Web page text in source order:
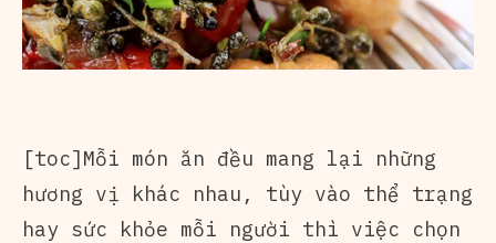
[toc]Mỗi món ăn đều mang lại những
hương vị khác nhau, tùy vào thể trạng
hay sức khỏe mỗi người thì việc chọn